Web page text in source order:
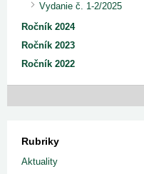
Vydanie č. 1-2/2025
Ročník 2024
Ročník 2023
Ročník 2022
Rubriky
Aktuality